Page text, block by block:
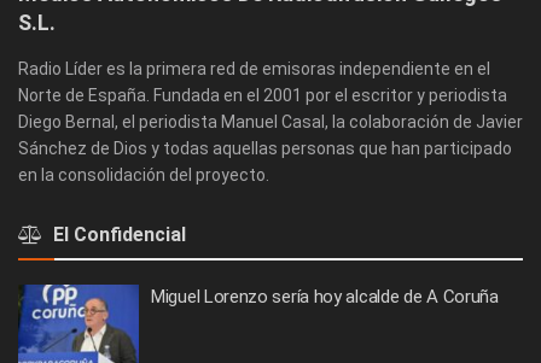
S.L.
Radio Líder es la primera red de emisoras independiente en el
Norte de España. Fundada en el 2001 por el escritor y periodista
Diego Bernal, el periodista Manuel Casal, la colaboración de Javier
Sánchez de Dios y todas aquellas personas que han participado
en la consolidación del proyecto.
El Confidencial
Miguel Lorenzo sería hoy alcalde de A Coruña